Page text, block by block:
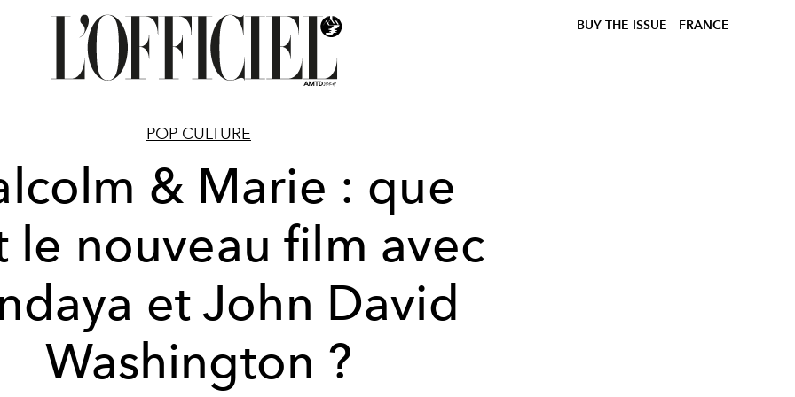
BUY THE ISSUE FRANCE
POP CULTURE
& Marie : que
le nouveau film avec
et John David
Washington ?